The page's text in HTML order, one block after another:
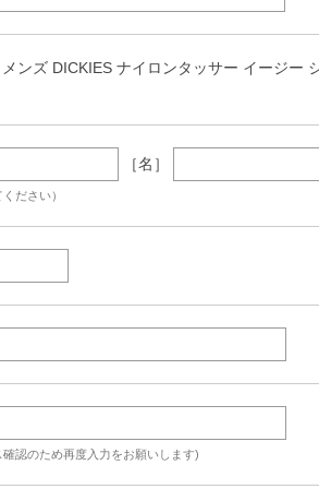
ンズ DICKIES ナイロンタッサー イージー
［名］
ださい）
認のため再度入力をお願いします)